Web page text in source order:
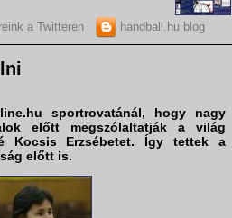
a Twitteren handball.hu blog
sportrovatánál, hogy nagy
előtt megszólaltatják a világ
Kocsis Erzsébetet. Így tettek a
előtt is.